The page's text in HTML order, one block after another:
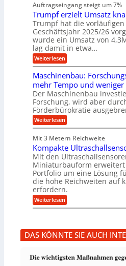
e
n
b
a
u
a
u
f
e
n
f
ü
h
r
u
n
g
e
n
B
S
C
L
w
e
i
t
e
r
e
n
t
w
i
c
k
e
r
t
u
n
g
s
r
e
e
s
H
y
b
r
i
d
-
u
g
e
l
a
g
e
r
Auftragseingang steigt um 7%
Trumpf erzielt Umsatz
Trumpf hat die
Geschäftsjahr 2025/26
wurde ein Umsatz von
lag damit in etwa…
Weiterlesen:
T
u
m
p
f
e
r
z
i
e
t
U
m
s
a
t
z
k
n
p
ü
r
Maschinenbau:
mehr Tempo und
Der Maschinenbau
Forschung, wird aber
Förderbürokratie
Weiterlesen:
M
s
c
h
i
n
e
n
b
a
u
r
s
h
Mit 3 Metern Reichweite
Kompakte
Mit den
Miniaturbauform erweitert
Portfolio um eine Lösung
die hohe Reichweiten auf
erfordern.
Weiterlesen:
K
p
a
k
e
DAS KÖNNTE SIE AUCH